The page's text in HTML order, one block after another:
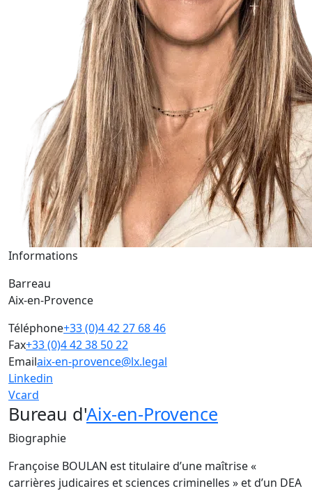
Bureau d'Aix-en-Provence
Biographie
Françoise BOULAN est titulaire d’une maîtrise «
carrières judicaires et sciences criminelles » et d’un DEA
Informations
Barreau
Aix-en-Provence
Téléphone+33 (0)4 42 27 68 46
Fax+33 (0)4 42 38 50 22
Emailaix-en-provence@lx.legal
Linkedin
Vcard